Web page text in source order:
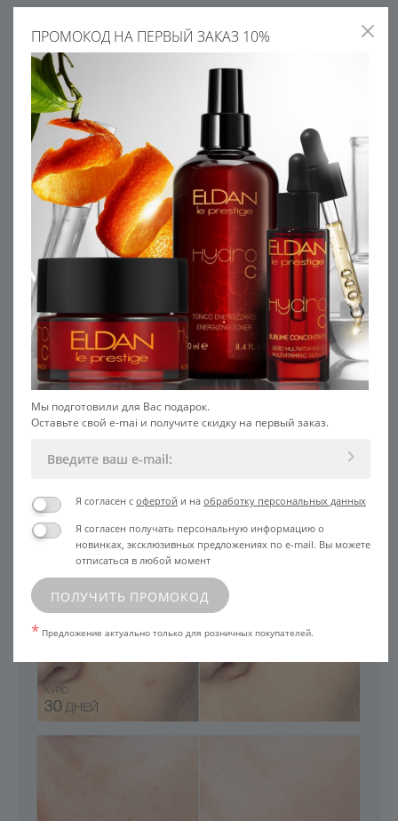
ПРОМОКОД НА ПЕРВЫЙ ЗАКАЗ 10%
Мы подготовили для Вас подарок.
Оставьте свой e-mai и получите скидку на первый заказ.
Я согласен с офертой и на обработку персональных данных
Я согласен получать персональную информацию о
новинках, эксклюзивных предложениях по e-mail. Вы можете
отписаться в любой момент
ПОЛУЧИТЬ ПРОМОКОД
* Предложение актуально только для розничных покупателей.